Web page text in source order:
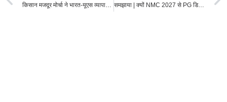
समझाया | क्यों NMC 2027 से PG डिप्लोमा मेडिकल कोर्सों को समाप्त कर रहा है